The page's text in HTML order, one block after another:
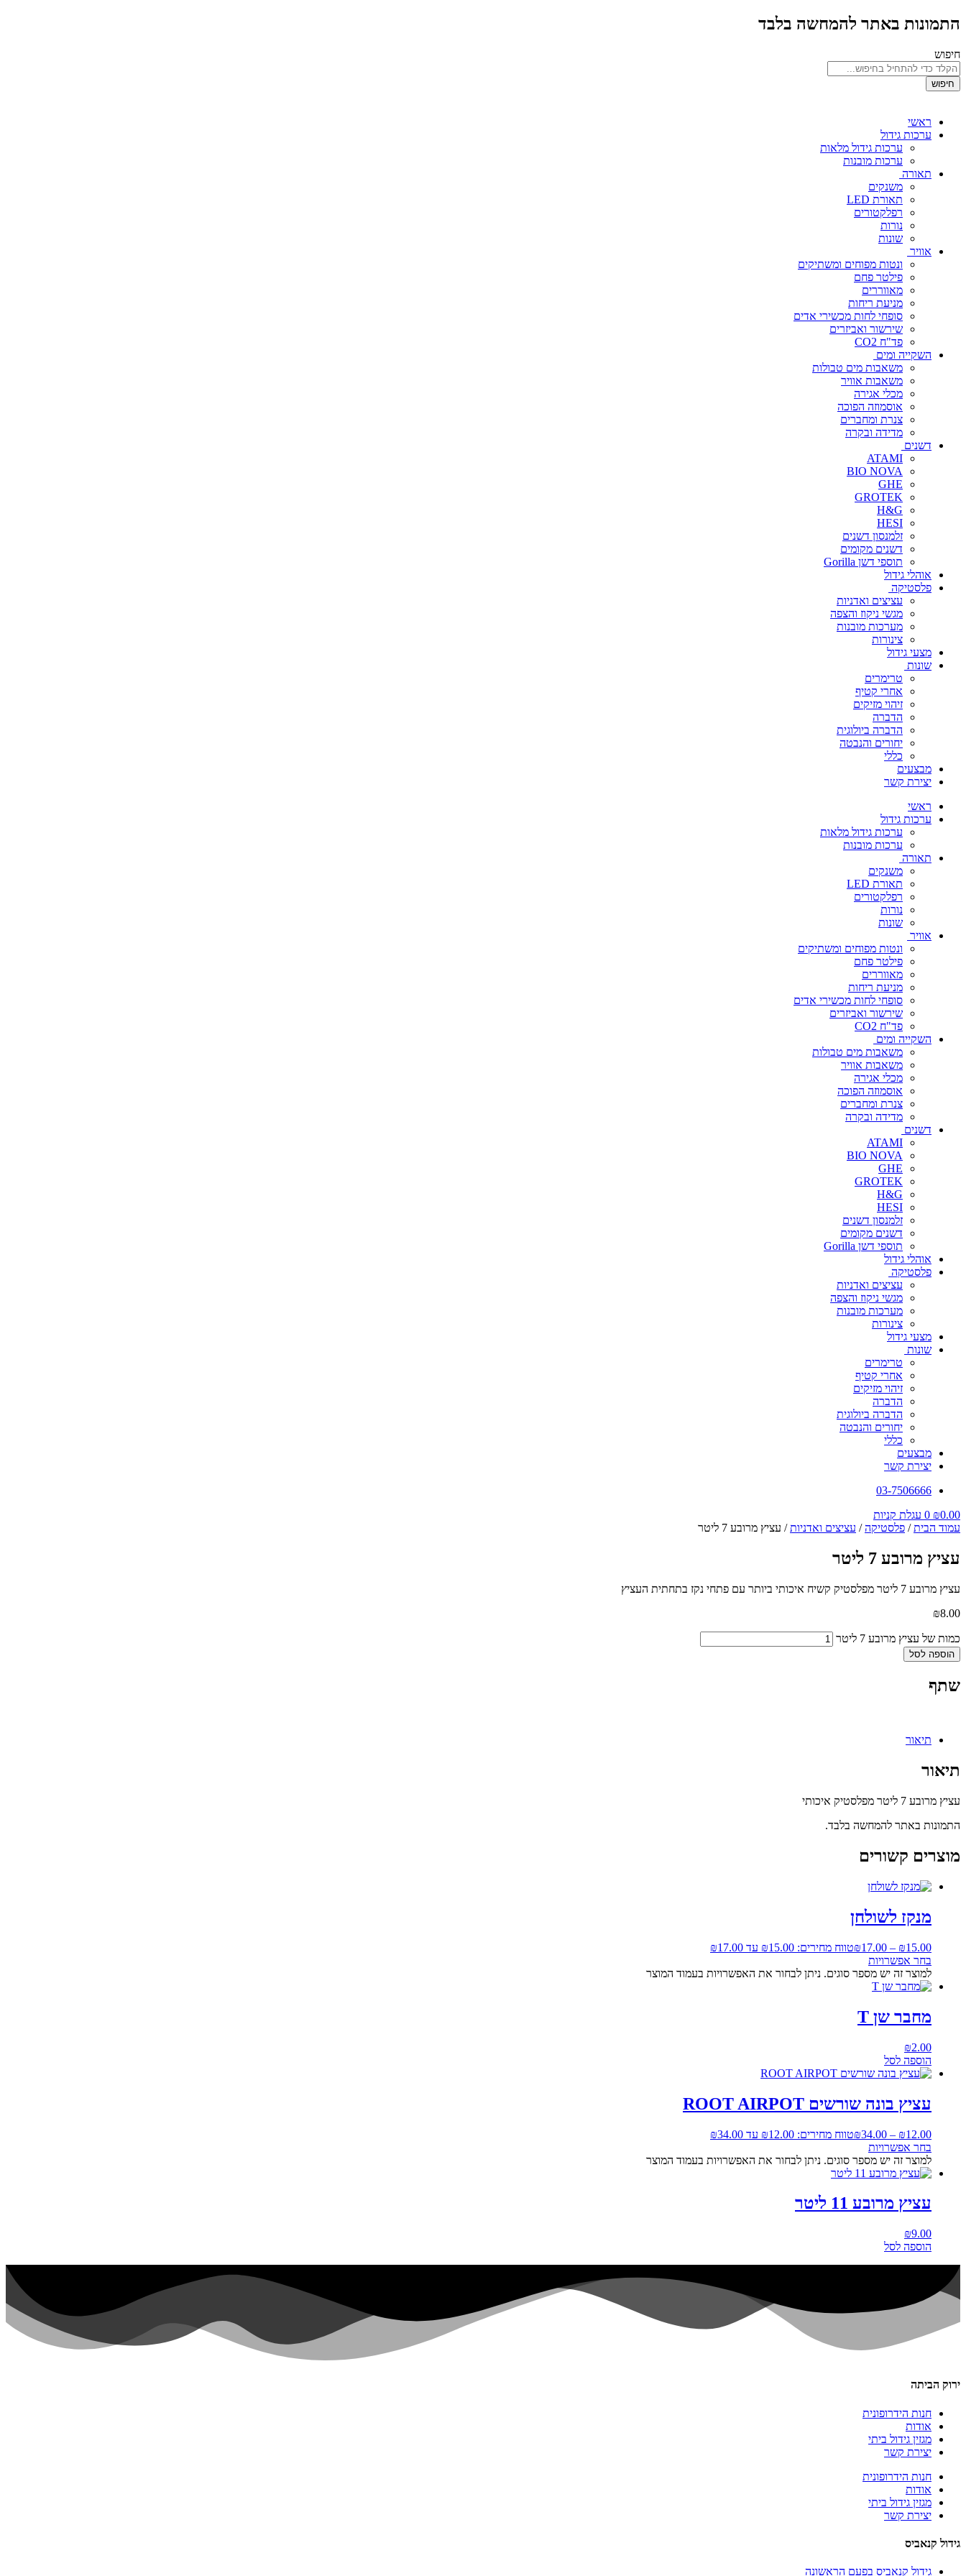
התמונות באתר להמחשה בלבד
חיפוש
חיפוש
ראשי
ערכות גידול
ערכות גידול מלאות
ערכות מובנות
תאורה
משנקים
תאורת LED
רפלקטורים
נורות
שונות
אוויר
ונטות מפוחים ומשתיקים
פילטר פחם
מאווררים
מניעת ריחות
סופחי לחות מכשירי אדים
שירשור ואביזרים
פד"ח CO2
השקייה ומים
משאבות מים טבולות
משאבות אוויר
מכלי אגירה
אוסמוזה הפוכה
צנרת ומחברים
מדידה ובקרה
דשנים
ATAMI
BIO NOVA
GHE
GROTEK
H&G
HESI
זלמנסון דשנים
דשנים מקומים
תוספי דשן Gorilla
אוהלי גידול
פלסטיקה
עציצים ואדניות
מגשי ניקוז והצפה
מערכות מובנות
צינורות
מצעי גידול
שונות
טרימרים
אחרי קטיף
זיהוי מזיקים
הדברה
הדברה ביולוגית
יחורים והנבטה
כללי
מבצעים
יצירת קשר
ראשי
ערכות גידול
ערכות גידול מלאות
ערכות מובנות
תאורה
משנקים
תאורת LED
רפלקטורים
נורות
שונות
אוויר
ונטות מפוחים ומשתיקים
פילטר פחם
מאווררים
מניעת ריחות
סופחי לחות מכשירי אדים
שירשור ואביזרים
פד"ח CO2
השקייה ומים
משאבות מים טבולות
משאבות אוויר
מכלי אגירה
אוסמוזה הפוכה
צנרת ומחברים
מדידה ובקרה
דשנים
ATAMI
BIO NOVA
GHE
GROTEK
H&G
HESI
זלמנסון דשנים
דשנים מקומים
תוספי דשן Gorilla
אוהלי גידול
פלסטיקה
עציצים ואדניות
מגשי ניקוז והצפה
מערכות מובנות
צינורות
מצעי גידול
שונות
טרימרים
אחרי קטיף
זיהוי מזיקים
הדברה
הדברה ביולוגית
יחורים והנבטה
כללי
מבצעים
יצירת קשר
03-7506666
₪0.00
0 עגלת קניות
עמוד הבית/ פלסטיקה/ עציצים ואדניות/ עציץ מרובע 7 ליטר
עציץ מרובע 7 ליטר
עציץ מרובע 7 ליטר מפלסטיק קשיח איכותי ביותר עם פתחי נקז בתחתית העציץ
₪8.00
כמות של עציץ מרובע 7 ליטר
הוספה לסל
שתף
תיאור
תיאור
עציץ מרובע 7 ליטר מפלסטיק איכותי
התמונות באתר להמחשה בלבד.
מוצרים קשורים
מנקז לשולחן
₪15.00
–
₪17.00
טווח מחירים: ⁦₪15.00⁩ עד ⁦₪17.00⁩
בחר אפשרויות
למוצר זה יש מספר סוגים. ניתן לבחור את האפשרויות בעמוד המוצר
מחבר שן T
₪2.00
הוספה לסל
עציץ בונה שורשים ROOT AIRPOT
₪12.00
–
₪34.00
טווח מחירים: ⁦₪12.00⁩ עד ⁦₪34.00⁩
בחר אפשרויות
למוצר זה יש מספר סוגים. ניתן לבחור את האפשרויות בעמוד המוצר
עציץ מרובע 11 ליטר
₪9.00
הוספה לסל
ירוק הביתה
חנות הידרופונית
אודות
מגזין גידול ביתי
יצירת קשר
חנות הידרופונית
אודות
מגזין גידול ביתי
יצירת קשר
גידול קנאביס
גידול קנאביס בפעם הראשונה